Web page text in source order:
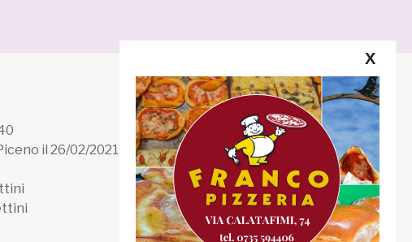
il 26/02/2021 n. 199/2021
Segui la GRB
Facebook
Instagram
Twitter
X